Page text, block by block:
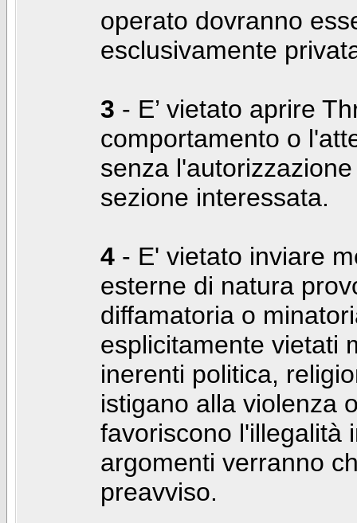
operato dovranno
esclusivamente
3 - E’ vietato aprire
comportamento o
senza
sezione interessata.
4 - E' vietato inviare
esterne di natura
diffamatoria o
esplicitamente vietati
inerenti politica,
istigano alla violenza
favoriscono l'illegalità
argomenti verranno
preavviso.